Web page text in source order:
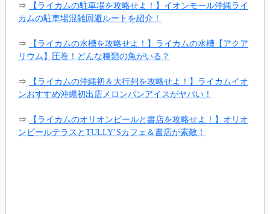
⇒
【ライカムの駐車場を攻略せよ！】イオンモール沖縄ライ
カムの駐車場混雑回避ルートを紹介！
⇒
【ライカムの水槽を攻略せよ！】ライカムの水槽【アクア
リウム】圧巻！どんな種類の魚がいる？
⇒
【ライカムの沖縄初＆大行列を攻略せよ！】ライカムイオ
ンおすすめ沖縄初出店メロンパンアイスがヤバい！
⇒
【ライカムのオリオンビールと書店を攻略せよ！】オリオ
ンビールテラスとTULLY’Sカフェ＆書店が素敵！